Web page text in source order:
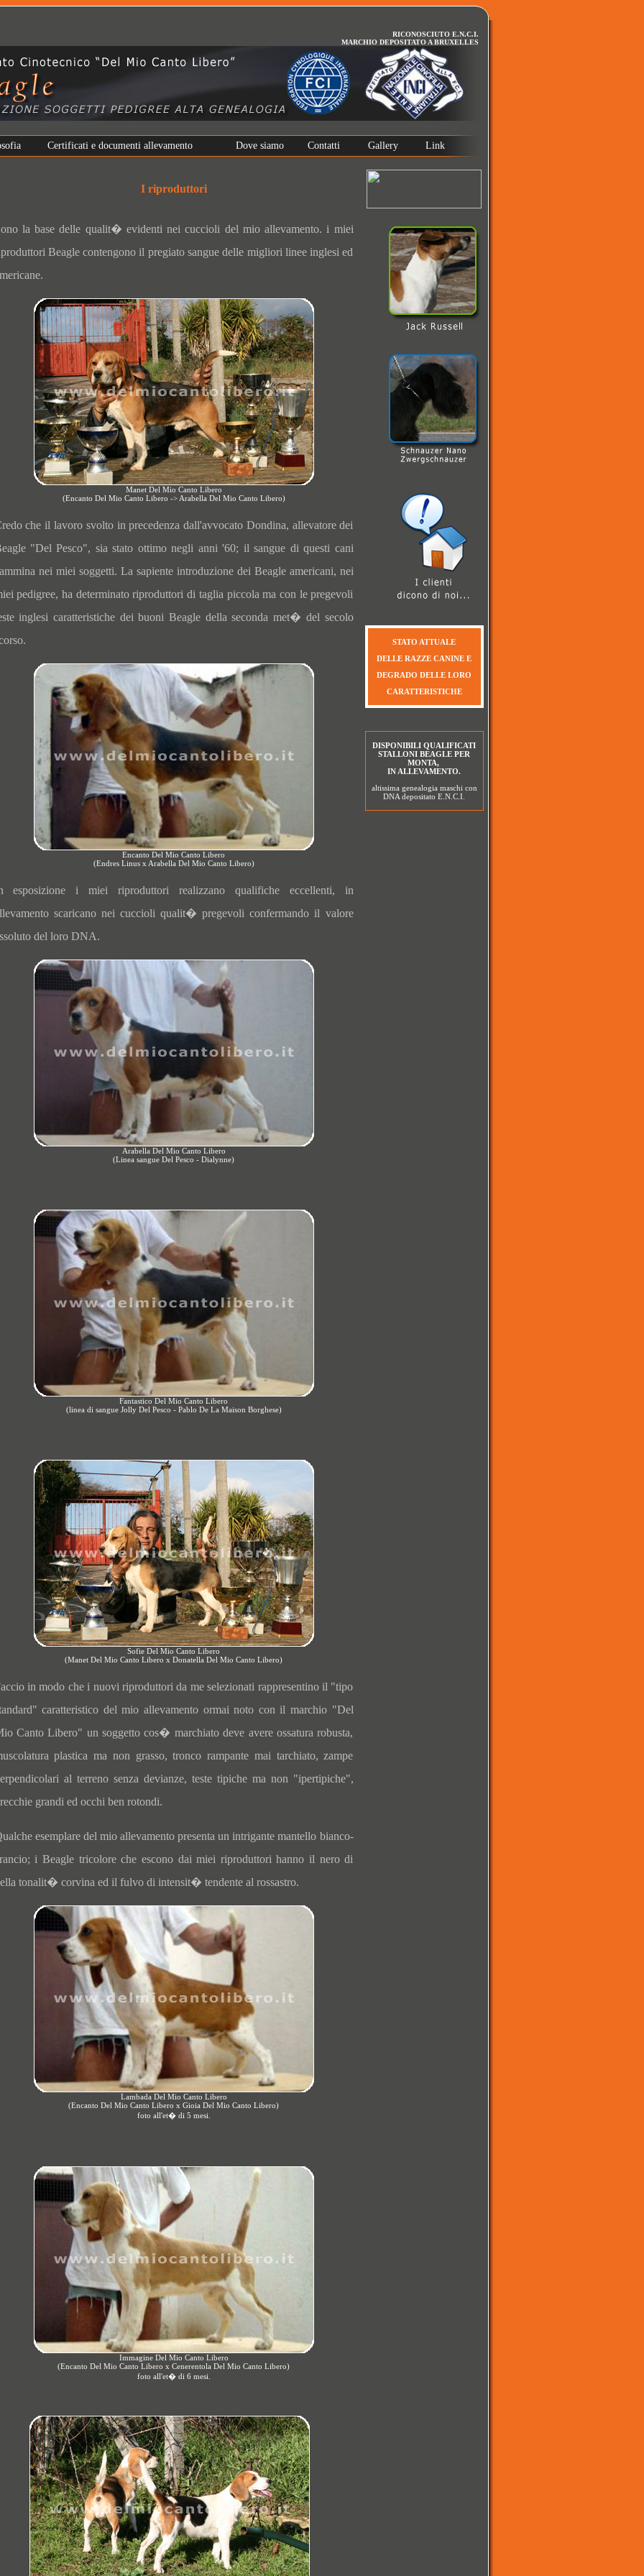
RICONOSCIUTO E.N.C.I.
MARCHIO DEPOSITATO A BRUXELLES
Certificati e documenti allevamento Dove siamo Contatti Gallery Link
I riproduttori
la base delle qualit� evidenti nei cuccioli del mio allevamento. i miei
Beagle contengono il pregiato sangue delle migliori linee inglesi ed
Manet Del Mio Canto Libero
(Encanto Del Mio Canto Libero -> Arabella Del Mio Canto Libero)
che il lavoro svolto in precedenza dall'avvocato Dondina, allevatore dei
"Del Pesco", sia stato ottimo negli anni '60; il sangue di questi cani
nei miei soggetti. La sapiente introduzione dei Beagle americani, nei
pedigree, ha determinato riproduttori di taglia piccola ma con le pregevoli
inglesi caratteristiche dei buoni Beagle della seconda met� del secolo
Encanto Del Mio Canto Libero
(Endres Linus x Arabella Del Mio Canto Libero)
esposizione i miei riproduttori realizzano qualifiche eccellenti, in
scaricano nei cuccioli qualit� pregevoli confermando il valore
del loro DNA.
Arabella Del Mio Canto Libero
(Linea sangue Del Pesco - Dialynne)
Fantastico Del Mio Canto Libero
(linea di sangue Jolly Del Pesco - Pablo De La Maison Borghese)
Sofie Del Mio Canto Libero
(Manet Del Mio Canto Libero x Donatella Del Mio Canto Libero)
in modo che i nuovi riproduttori da me selezionati rappresentino il "tipo
caratteristico del mio allevamento ormai noto con il marchio "Del
Canto Libero" un soggetto cos� marchiato deve avere ossatura robusta,
plastica ma non grasso, tronco rampante mai tarchiato, zampe
al terreno senza devianze, teste tipiche ma non "ipertipiche",
grandi ed occhi ben rotondi.
esemplare del mio allevamento presenta un intrigante mantello bianco-
i Beagle tricolore che escono dai miei riproduttori hanno il nero di
tonalit� corvina ed il fulvo di intensit� tendente al rossastro.
Lambada Del Mio Canto Libero
(Encanto Del Mio Canto Libero x Gioia Del Mio Canto Libero)
foto all'et� di 5 mesi.
Immagine Del Mio Canto Libero
(Encanto Del Mio Canto Libero x Cenerentola Del Mio Canto Libero)
foto all'et� di 6 mesi.
STATO ATTUALE
DELLE RAZZE CANINE E
DEGRADO DELLE LORO
CARATTERISTICHE
DISPONIBILI QUALIFICATI
STALLONI BEAGLE PER
MONTA,
IN ALLEVAMENTO.
altissima genealogia maschi con
DNA depositato E.N.C.I.